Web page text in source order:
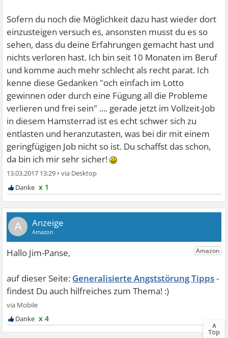
Sofern du noch die Möglichkeit dazu hast wieder dort
einzusteigen versuch es, ansonsten musst du es so
sehen, dass du deine Erfahrungen gemacht hast und
nichts verloren hast. Ich bin seit 10 Monaten im Beruf
und komme auch mehr schlecht als recht parat. Ich
kenne diese Gedanken "och einfach im Lotto
gewinnen oder durch eine Fügung all die Probleme
verlieren und frei sein" .... gerade jetzt im Vollzeit-Job
in diesem Hamsterrad ist es echt schwer sich zu
entlasten und heranzutasten, was bei dir mit einem
geringfügigen Job nicht so ist. Du schaffst das schon,
da bin ich mir sehr sicher!
13.03.2017 13:29 •
x 1
A
Generalisierte Angststörung Tipps
x 4
∧
Top